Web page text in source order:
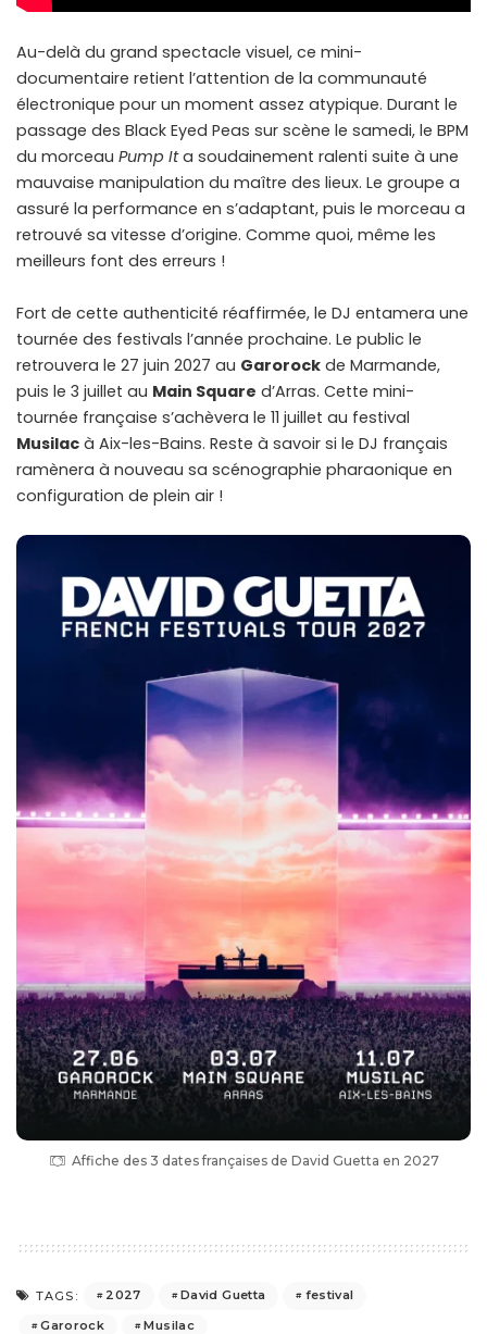
Au-delà du grand spectacle visuel, ce mini-
documentaire retient l’attention de la communauté
électronique pour un moment assez atypique. Durant le
passage des Black Eyed Peas sur scène le samedi, le BPM
du morceau Pump Ita soudainement ralenti suite à une
mauvaise manipulation du maître des lieux. Le groupe a
assuré la performance en s’adaptant, puis le morceau a
retrouvé sa vitesse d’origine. Comme quoi, même les
meilleurs font des erreurs !
Fort de cette authenticité réaffirmée, le DJ entamera une
tournée des festivals l’année prochaine. Le public le
retrouvera le 27 juin 2027 au Garorock de Marmande,
puis le 3 juillet au Main Square d’Arras. Cette mini-
tournée française s’achèvera le 11 juillet au festival
Musilac à Aix-les-Bains. Reste à savoir si le DJ français
ramènera à nouveau sa scénographie pharaonique en
configuration de plein air !
Affiche des 3 dates françaises de David Guetta en 2027
TAGS: 2027 David Guetta
festival
Garorock
Musilac